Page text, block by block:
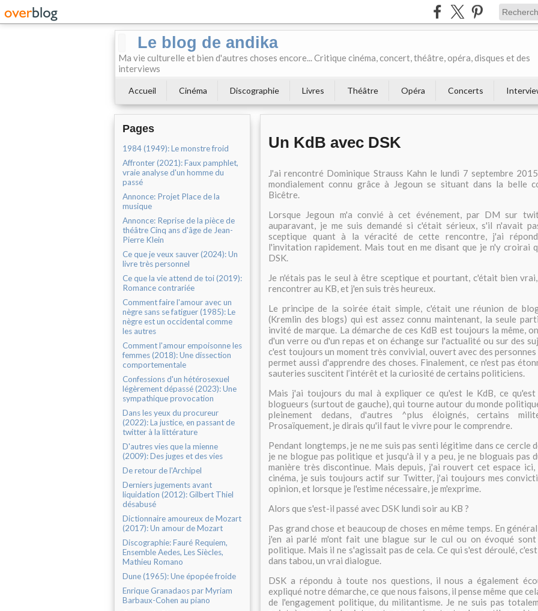
Le blog de andika
Ma vie culturelle et bien d'autres choses encore... Critique cinéma, concert, théâtre, opéra, disques et des
interviews
Accueil Cinéma Discographie Livres Théâtre Opéra Concerts
Pages
1984 (1949): Le monstre froid
Affronter (2021): Faux pamphlet,
vraie analyse d'un homme du
passé
Annonce: Projet Place de la
musique
Annonce: Reprise de la pièce de
théâtre Cinq ans d'âge de Jean-
Pierre Klein
Ce que je veux sauver (2024): Un
livre très personnel
Ce que la vie attend de toi (2019):
Romance contrariée
Comment faire l'amour avec un
nègre sans se fatiguer (1985): Le
nègre est un occidental comme
les autres
Comment l'amour empoisonne les
femmes (2018): Une dissection
comportementale
Confessions d'un hétérosexuel
légèrement dépassé (2023): Une
sympathique provocation
Dans les yeux du procureur
(2022): La justice, en passant de
twitter à la littérature
D'autres vies que la mienne
(2009): Des juges et des vies
De retour de l'Archipel
Derniers jugements avant
liquidation (2012): Gilbert Thiel
désabusé
Dictionnaire amoureux de Mozart
(2017): Un amour de Mozart
Discographie: Fauré Requiem,
Ensemble Aedes, Les Siècles,
Mathieu Romano
Dune (1965): Une épopée froide
Enrique Granadaos par Myriam
Barbaux-Cohen au piano
Un KdB avec DSK
J'ai rencontré Dominique Strauss Kahn le lundi 7 septembre
mondialement connu grâce à Jegoun se situant dans la belle
Bicêtre.
Lorsque Jegoun m'a convié à cet événement, par DM sur
auparavant, je me suis demandé si c'était sérieux, s'il n'avait
sceptique quant à la véracité de cette rencontre, j'ai
l'invitation rapidement. Mais tout en me disant que je n'y croirai
DSK.
Je n'étais pas le seul à être sceptique et pourtant, c'était bien
rencontrer au KB, et j'en suis très heureux.
Le principe de la soirée était simple, c'était une réunion de
(Kremlin des blogs) qui est assez connu maintenant, la seule
invité de marque. La démarche de ces KdB est toujours la même,
d'un verre ou d'un repas et on échange sur l'actualité ou sur des
c'est toujours un moment très convivial, ouvert avec des
permet aussi d'apprendre des choses. Finalement, ce n'est pas
sauteries suscitent l’intérêt et la curiosité de certains politiciens.
Mais j'ai toujours du mal à expliquer ce qu'est le KdB, ce qu'est
blogueurs (surtout de gauche), qui tourne autour du monde
pleinement dedans, d'autres ^plus éloignés, certains
Prosaïquement, je dirais qu'il faut le vivre pour le comprendre.
Pendant longtemps, je ne me suis pas senti légitime dans ce cercle
je ne blogue pas politique et jusqu'à il y a peu, je ne bloguais pas
manière très discontinue. Mais depuis, j'ai rouvert cet espace ici,
cinéma, je suis toujours actif sur Twitter, j'ai toujours mes
opinion, et lorsque je l'estime nécessaire, je m'exprime.
Alors que s'est-il passé avec DSK lundi soir au KB ?
Pas grand chose et beaucoup de choses en même temps. En
j'en ai parlé m'ont fait une blague sur le cul ou on évoqué
politique. Mais il ne s'agissait pas de cela. Ce qui s'est déroulé,
dans tabou, un vrai dialogue.
DSK a répondu à toute nos questions, il nous a également
expliqué notre démarche, ce que nous faisons, il pense même que
de l'engagement politique, du militantisme. Je ne suis pas